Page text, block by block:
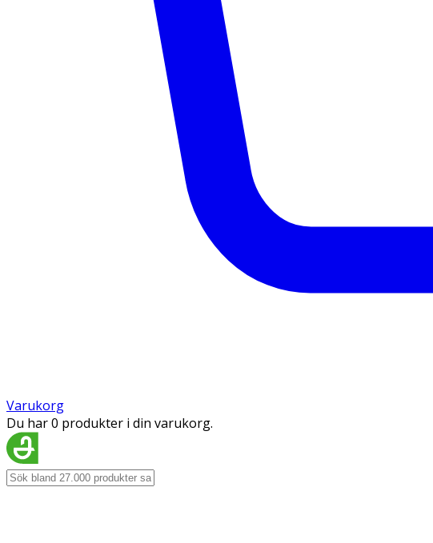
Varukorg
Du har 0 produkter i din varukorg.